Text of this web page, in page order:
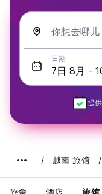
你想去哪儿
日期
提
越南 旅馆
旅舍 酒店 旅馆